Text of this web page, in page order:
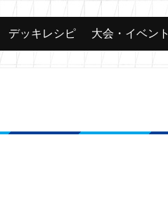
カード 大会
デッキレシピ 大会・イベント